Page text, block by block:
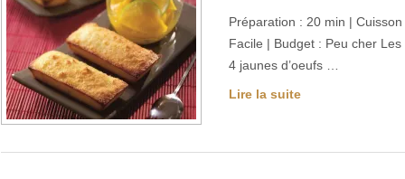
Préparation : 20 min |
Facile | Budget : Peu cher
4 jaunes d’oeufs …
Lire la suite